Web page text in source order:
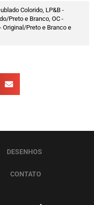
Colorido, LP&B -
Preto e Branco, OC -
Original/Preto e Branco e
DESENHOS
CONTATO